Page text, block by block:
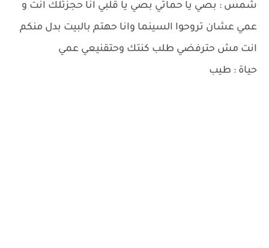
شمس : بصي يا حماتي بصي يا قلبي انا حجزتلك انت و
عمي عشان تروحوا السينما وانا حهتم بالبيت بدل منكم
انت مش حترفضي طلب كنتك وحتقنيعي عمي
حياة : طيب